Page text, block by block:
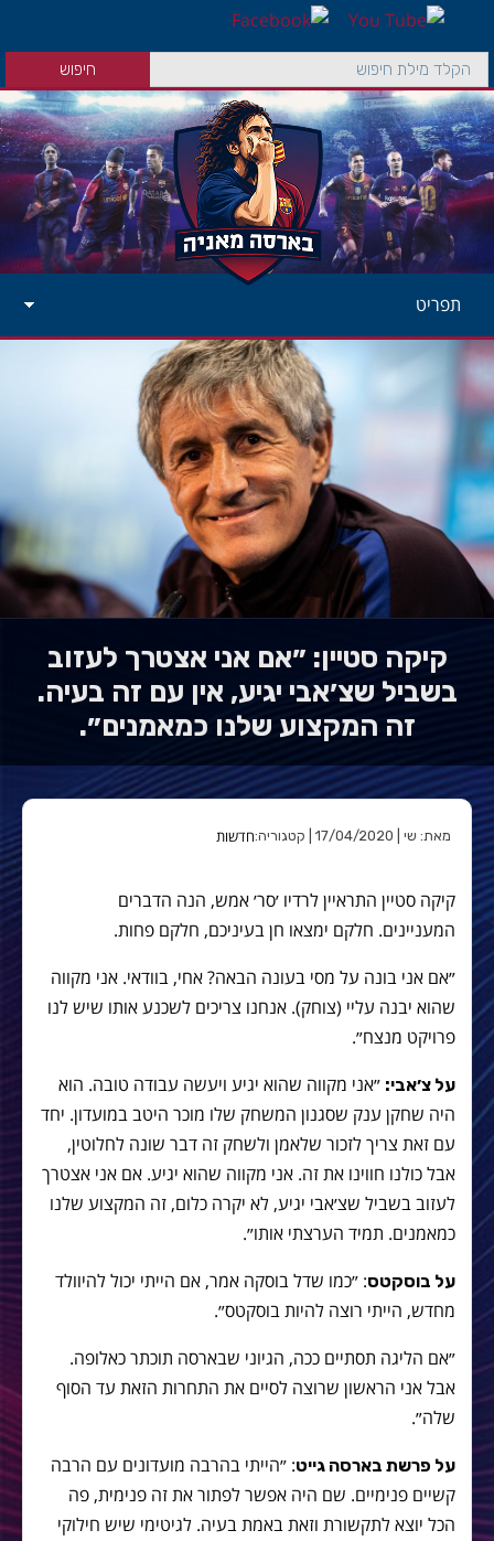
תפריט
קיקה סטיין: ״אם אני אצטרך לעזוב
בשביל שצ׳אבי יגיע, אין עם זה בעיה.
זה המקצוע שלנו כמאמנים״.
מאת: שי | 17/04/2020 | קטגוריה: חדשות
קיקה סטיין התראיין לרדיו ׳סר׳ אמש, הנה הדברים
המעניינים. חלקם ימצאו חן בעיניכם, חלקם פחות.
״אם אני בונה על מסי בעונה הבאה? אחי, בוודאי. אני מקווה
שהוא יבנה עליי (צוחק). אנחנו צריכים לשכנע אותו שיש לנו
פרויקט מנצח״.
על צ׳אבי: ״אני מקווה שהוא יגיע ויעשה עבודה טובה. הוא
היה שחקן ענק שסגנון המשחק שלו מוכר היטב במועדון. יחד
עם זאת צריך לזכור שלאמן ולשחק זה דבר שונה לחלוטין,
אבל כולנו חווינו את זה. אני מקווה שהוא יגיע. אם אני אצטרך
לעזוב בשביל שצ׳אבי יגיע, לא יקרה כלום, זה המקצוע שלנו
כמאמנים. תמיד הערצתי אותו״.
על בוסקטס: ״כמו שדל בוסקה אמר, אם הייתי יכול להיוולד
מחדש, הייתי רוצה להיות בוסקטס״.
״אם הליגה תסתיים ככה, הגיוני שבארסה תוכתר כאלופה.
אבל אני הראשון שרוצה לסיים את התחרות הזאת עד הסוף
שלה״.
על פרשת בארסה גייט: ״הייתי בהרבה מועדונים עם הרבה
קשיים פנימיים. שם היה אפשר לפתור את זה פנימית, פה
הכל יוצא לתקשורת וזאת באמת בעיה. לגיטימי שיש חילוקי